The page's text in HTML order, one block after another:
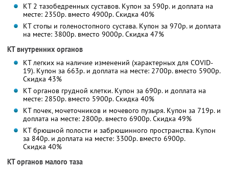
КТ 2 тазобедренных суставов. Купон за 590р. и доплата на
месте: 2350р. вместо 4900р.Скидка 40%
КТ стопы и голеностопного сустава. Купон за 970р. и доплата
на месте: 3800р. вместо 9000р.Скидка 47%
КТ внутренних органов
КТ легких на наличие изменений (характерных для COVID-
19). Купон за 663р. и доплата на месте: 2700р. вместо 5900р.
Скидка 43%
КТ органов грудной клетки. Купон за 690р. и доплата на
месте: 2850р. вместо 5900р.Скидка 40%
КТ почек, мочеточников и мочевого пузыря. Купон за 719р. и
доплата на месте: 2800р. вместо 6900р.Скидка 49%
КТ брюшной полости и забрюшинного пространства. Купон
за 840р. и доплата на месте: 3300р. вместо 6900р.
Скидка 40%
КТ органов малого таза